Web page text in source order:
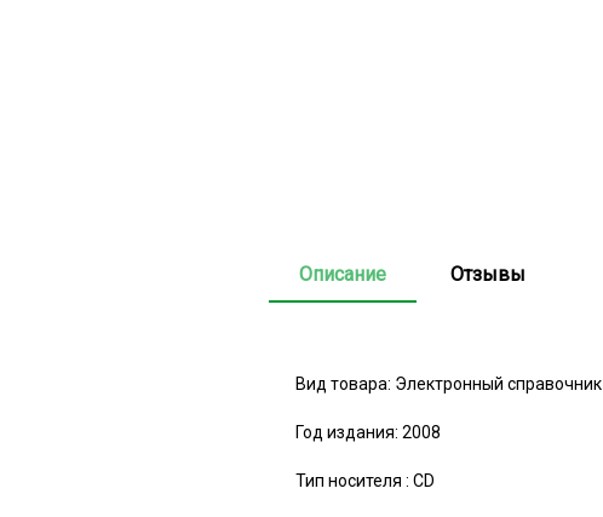
Описание Отзывы
Вид товара: Электронный справочник
Год издания: 2008
Тип носителя : CD